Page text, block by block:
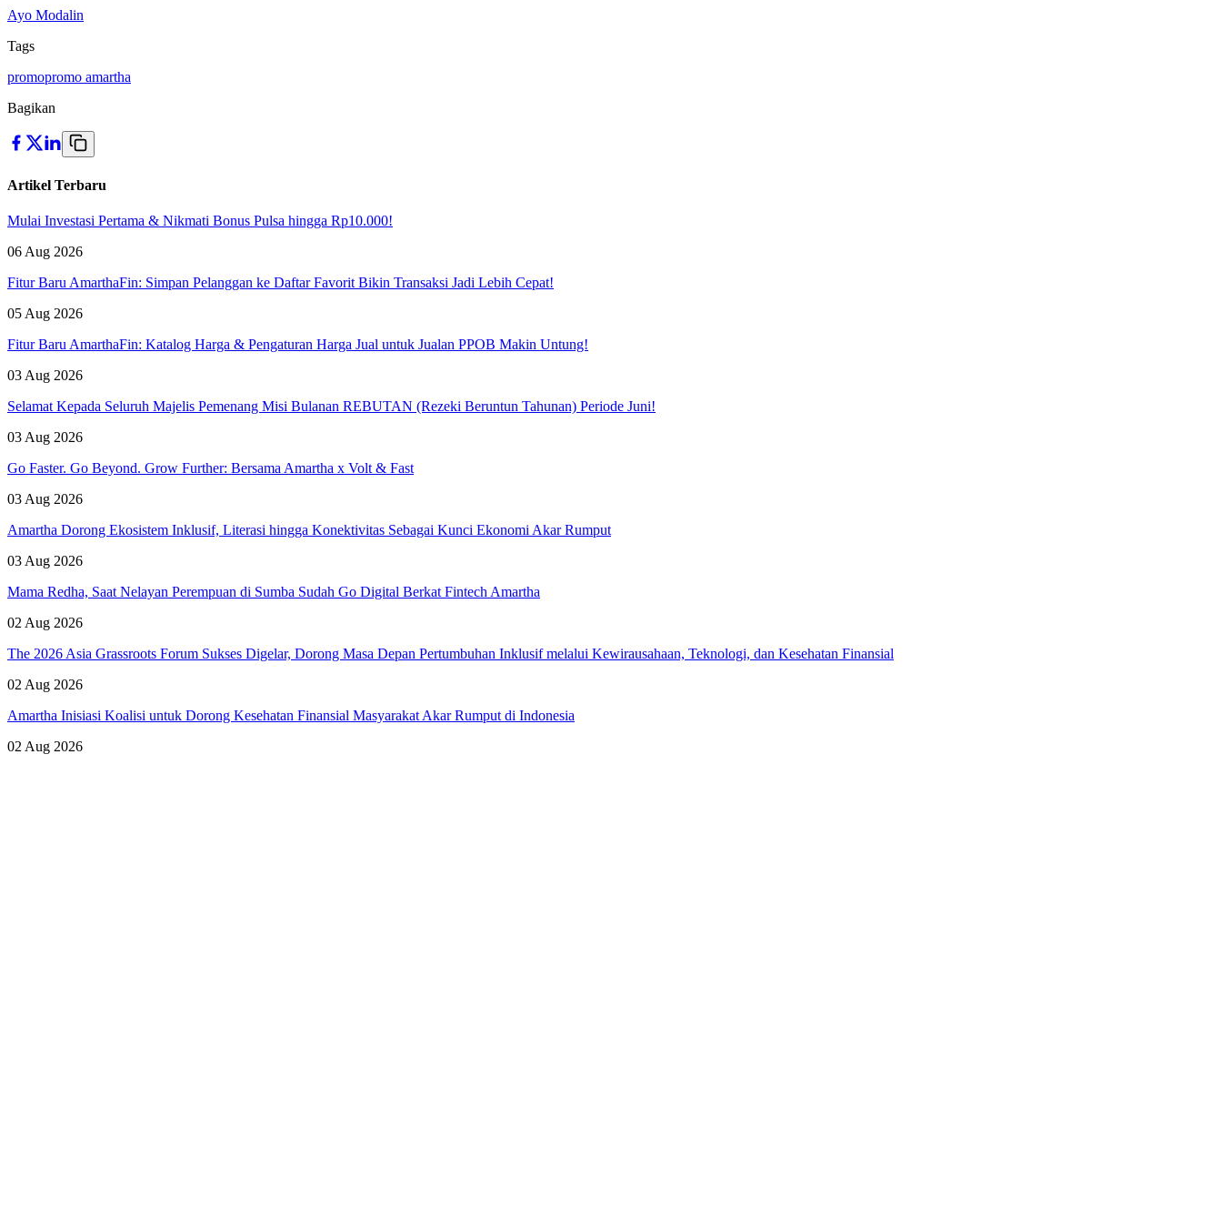
Ayo Modalin
Tags
promopromo amartha
Bagikan
Artikel Terbaru
Mulai Investasi Pertama & Nikmati Bonus Pulsa hingga Rp10.000!
06 Aug 2026
Fitur Baru AmarthaFin: Simpan Pelanggan ke Daftar Favorit Bikin Transaksi Jadi Lebih Cepat!
05 Aug 2026
Fitur Baru AmarthaFin: Katalog Harga & Pengaturan Harga Jual untuk Jualan PPOB Makin Untung!
03 Aug 2026
Selamat Kepada Seluruh Majelis Pemenang Misi Bulanan REBUTAN (Rezeki Beruntun Tahunan) Periode Juni!
03 Aug 2026
Go Faster. Go Beyond. Grow Further: Bersama Amartha x Volt & Fast
03 Aug 2026
Amartha Dorong Ekosistem Inklusif, Literasi hingga Konektivitas Sebagai Kunci Ekonomi Akar Rumput
03 Aug 2026
Mama Redha, Saat Nelayan Perempuan di Sumba Sudah Go Digital Berkat Fintech Amartha
02 Aug 2026
The 2026 Asia Grassroots Forum Sukses Digelar, Dorong Masa Depan Pertumbuhan Inklusif melalui Kewirausahaan, Teknologi, dan Kesehatan Finansial
02 Aug 2026
Amartha Inisiasi Koalisi untuk Dorong Kesehatan Finansial Masyarakat Akar Rumput di Indonesia
02 Aug 2026